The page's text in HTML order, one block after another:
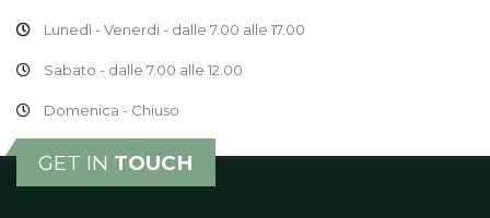
Lunedì - Venerdi - dalle 7.00 alle 17.00
Sabato - dalle 7.00 alle 12.00
Domenica - Chiuso
GET IN TOUCH